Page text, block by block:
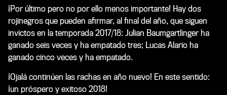
¡Por último pero no por ello menos importante! Hay dos
rojinegros que pueden afirmar, al final del año, que siguen
invictos en la temporada 2017/18: Julian Baumgartlinger ha
ganado seis veces y ha empatado tres; Lucas Alario ha
ganado cinco veces y ha empatado.
¡Ojalá continúen las rachas en año nuevo! En este sentido:
¡un próspero y exitoso 2018!